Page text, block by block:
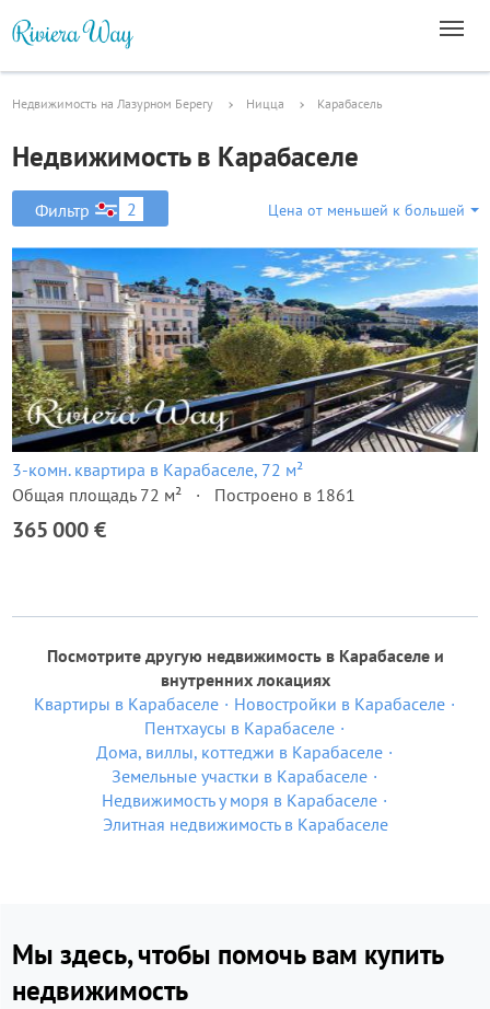
Недвижимость на Лазурном Берегу Ницца Карабасель
Недвижимость в Карабаселе
Фильтр 2 Цена от меньшей к большей
3-комн. квартира в Карабаселе, 72 м²
Общая площадь 72 м²
Построено в 1861
365 000 €
Посмотрите другую недвижимость в Карабаселе и
внутренних локациях
Квартиры в Карабаселе
Новостройки в Карабаселе
Пентхаусы в Карабаселе
Дома, виллы, коттеджи в Карабаселе
Земельные участки в Карабаселе
Недвижимость у моря в Карабаселе
Элитная недвижимость в Карабаселе
Мы здесь, чтобы помочь вам купить
недвижимость